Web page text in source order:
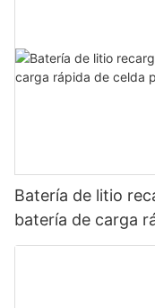
Batería de litio
batería de carga